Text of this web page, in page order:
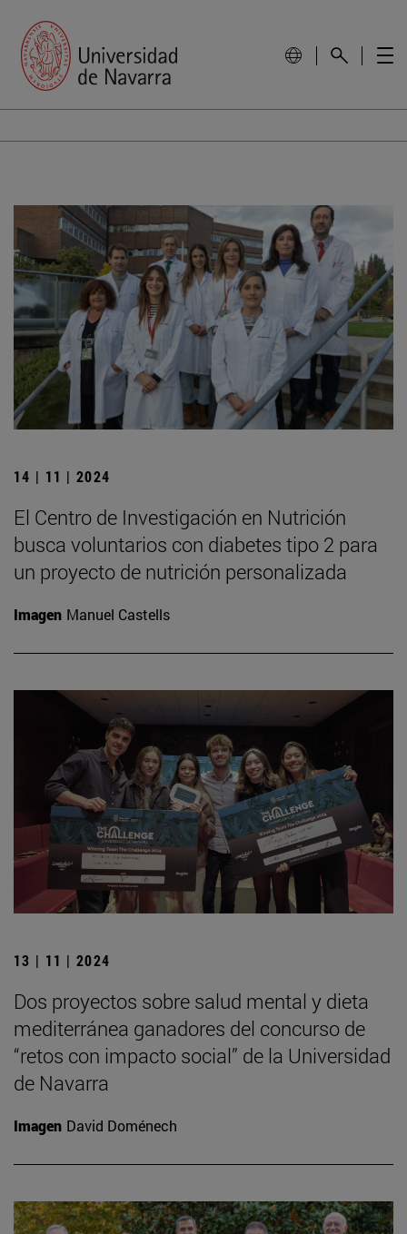
14 | 11 | 2024
El Centro de Investigación en Nutrición
busca voluntarios con diabetes tipo 2 para
un proyecto de nutrición personalizada
Imagen Manuel Castells
13 | 11 | 2024
Dos proyectos sobre salud mental y dieta
mediterránea ganadores del concurso de
“retos con impacto social” de la Universidad
de Navarra
Imagen David Doménech